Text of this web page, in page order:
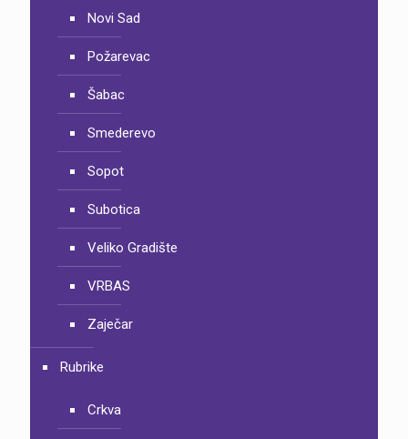
Novi Sad
Požarevac
Šabac
Smederevo
Sopot
Subotica
Veliko Gradište
VRBAS
Zaječar
Rubrike
Crkva